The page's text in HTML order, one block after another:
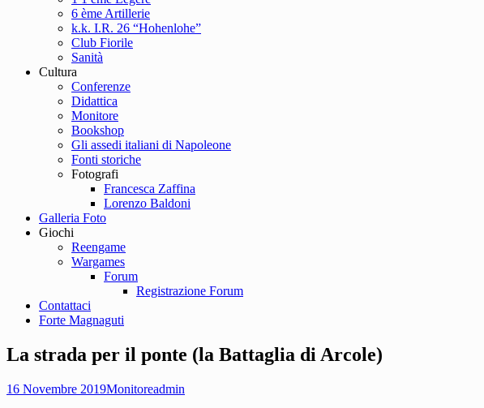
6 ème Artillerie
k.k. I.R. 26 “Hohenlohe”
Club Fiorile
Sanità
Cultura
Conferenze
Didattica
Monitore
Bookshop
Gli assedi italiani di Napoleone
Fonti storiche
Fotografi
Francesca Zaffina
Lorenzo Baldoni
Galleria Foto
Giochi
Reengame
Wargames
Forum
Registrazione Forum
Contattaci
Forte Magnaguti
La strada per il ponte (la Battaglia di Arcole)
16 Novembre 2019Monitoreadmin